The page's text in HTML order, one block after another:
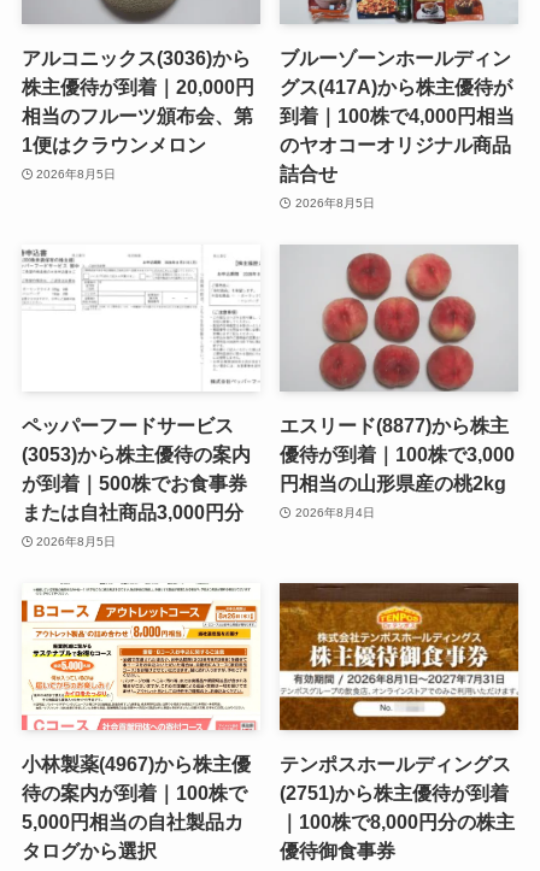
アルコニックス(3036)から
株主優待が到着｜20,000円
相当のフルーツ頒布会、第
1便はクラウンメロン
2026年8月5日
ブルーゾーンホールディン
グス(417A)から株主優待が
到着｜100株で4,000円相当
のヤオコーオリジナル商品
詰合せ
2026年8月5日
ペッパーフードサービス
(3053)から株主優待の案内
が到着｜500株でお食事券
または自社商品3,000円分
2026年8月5日
エスリード(8877)から株主
優待が到着｜100株で3,000
円相当の山形県産の桃2kg
2026年8月4日
小林製薬(4967)から株主優
待の案内が到着｜100株で
5,000円相当の自社製品カ
タログから選択
テンポスホールディングス
(2751)から株主優待が到着
｜100株で8,000円分の株主
優待御食事券